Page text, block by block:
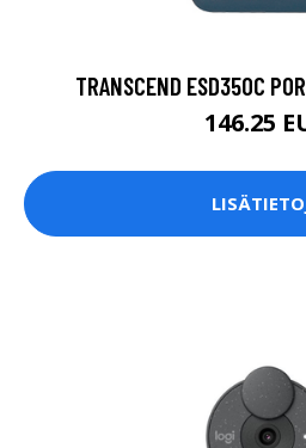
TRANSCEND ESD350C
146.25